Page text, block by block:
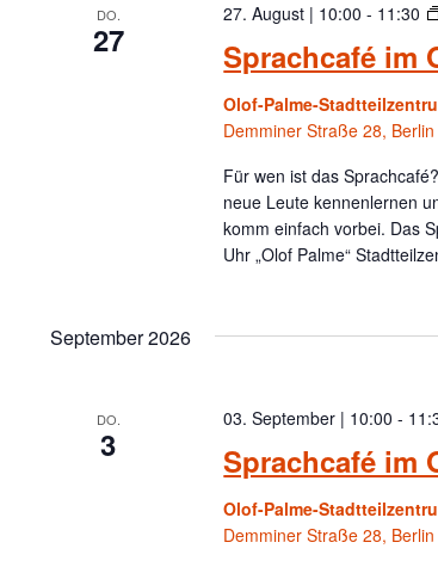
DO.
27 Sprachcafé im
27. August | 10:00 - 11:30
Olof-Palme-
Demminer Straße 28, Berlin
Für wen ist das
neue Leute kennenlernen
komm einfach vorbei. Das
Uhr „Olof Palme“
September 2026
DO.
3 Sprachcafé im
03. September | 10:00 -
Olof-Palme-
Demminer Straße 28, Berlin